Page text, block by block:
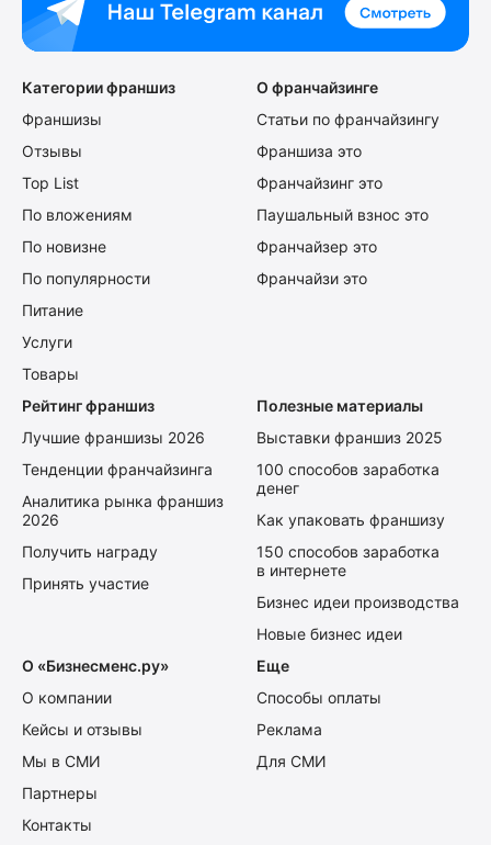
Категории франшиз
Франшизы
Отзывы
Top List
По вложениям
По новизне
По популярности
Питание
Услуги
Товары
О франчайзинге
Статьи по франчайзингу
Франшиза это
Франчайзинг это
Паушальный взнос это
Франчайзер это
Франчайзи это
Рейтинг франшиз
Лучшие франшизы 2026
Тенденции франчайзинга
Аналитика рынка франшиз
2026
Получить награду
Принять участие
Полезные материалы
Выставки франшиз 2025
100 способов заработка
денег
Как упаковать франшизу
150 способов заработка
в интернете
Бизнес идеи производства
Новые бизнес идеи
О «Бизнесменс.ру»
О компании
Кейсы и отзывы
Мы в СМИ
Партнеры
Контакты
Еще
Способы оплаты
Реклама
Для СМИ